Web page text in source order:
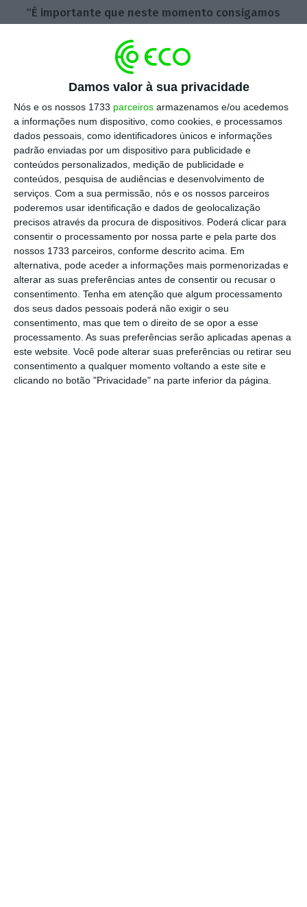
Damos valor à sua privacidade
Nós e os nossos 1733 parceiros armazenamos e/ou acedemos
a informações num dispositivo, como cookies, e processamos
dados pessoais, como identificadores únicos e informações
padrão enviadas por um dispositivo para publicidade e
conteúdos personalizados, medição de publicidade e
conteúdos, pesquisa de audiências e desenvolvimento de
serviços. Com a sua permissão, nós e os nossos parceiros
poderemos usar identificação e dados de geolocalização
precisos através da procura de dispositivos. Poderá clicar para
consentir o processamento por nossa parte e pela parte dos
nossos 1733 parceiros, conforme descrito acima. Em
alternativa, pode aceder a informações mais pormenorizadas e
alterar as suas preferências antes de consentir ou recusar o
consentimento. Tenha em atenção que algum processamento
dos seus dados pessoais poderá não exigir o seu
consentimento, mas que tem o direito de se opor a esse
processamento. As suas preferências serão aplicadas apenas a
este website. Você pode alterar suas preferências ou retirar seu
consentimento a qualquer momento voltando a este site e
clicando no botão "Privacidade" na parte inferior da página.
“É importante que neste momento consigamos
Se quando chegar o inverno já
estivermos neste patamar, a possibilidade de
as coisas entrarem num crescimento ainda
mais difícil de controlar é real”, alertou.
O presidente da Associação Nacional de
Médicos de Saúde Pública apontou que “não
se reforçaram as unidades de saúde pública
com a capacidade de resposta necessária
para acorrer às situações em tempo útil”.
“Nós devíamos agora, durante um período em
que não estamos tão pressionados com
outros problemas de saúde, como é o caso da
gripe, conseguir empurrar os números para
baixo, mas para isso temos que pôr recursos
no terreno para conseguirmos controlar a
situação”, defendeu.